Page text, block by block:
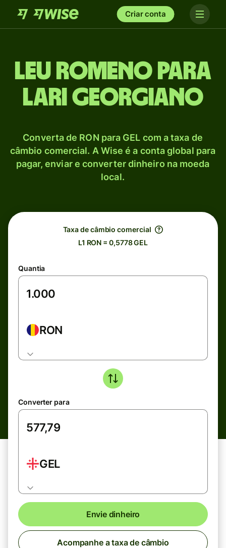
Criar conta
Leu romeno para
Lari georgiano
Converta de RON para GEL com a taxa de
câmbio comercial. A Wise é a conta global para
pagar, enviar e converter dinheiro na moeda
local.
Taxa de câmbio comercial
L1 RON = 0,5778 GEL
Quantia
RON
Converter para
GEL
Envie dinheiro
Acompanhe a taxa de câmbio